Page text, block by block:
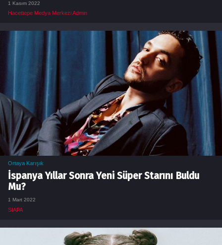
1 Kasım 2022
Hacettepe Medya Merkezi Admin
Ortaya Karışık
İspanya Yıllar Sonra Yeni Süper Starını Buldu
Mu?
1 Mart 2022
SIAPA